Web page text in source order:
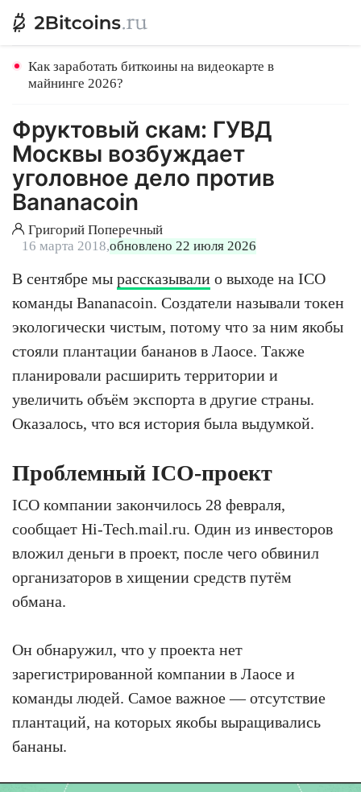
Как заработать биткоины на видеокарте в
майнинге 2026?
Фруктовый скам: ГУВД
Москвы возбуждает
уголовное дело против
Bananacoin
Григорий Поперечный
16 марта 2018,обновлено 22 июля 2026
В сентябре мы рассказывали о выходе на ICO
команды Bananacoin. Создатели называли токен
экологически чистым, потому что за ним якобы
стояли плантации бананов в Лаосе. Также
планировали расширить территории и
увеличить объём экспорта в другие страны.
Оказалось, что вся история была выдумкой.
Проблемный ICO-проект
ICO компании закончилось 28 февраля,
сообщает Hi-Tech.mail.ru. Один из инвесторов
вложил деньги в проект, после чего обвинил
организаторов в хищении средств путём
обмана.
Он обнаружил, что у проекта нет
зарегистрированной компании в Лаосе и
команды людей. Самое важное — отсутствие
плантаций, на которых якобы выращивались
бананы.